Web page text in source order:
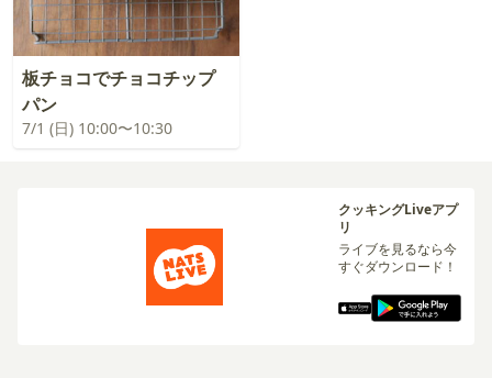
板チョコでチョコチップ
パン
7/1 (日) 10:00〜10:30
クッキングLiveアプ
リ
ライブを見るなら今
すぐダウンロード！